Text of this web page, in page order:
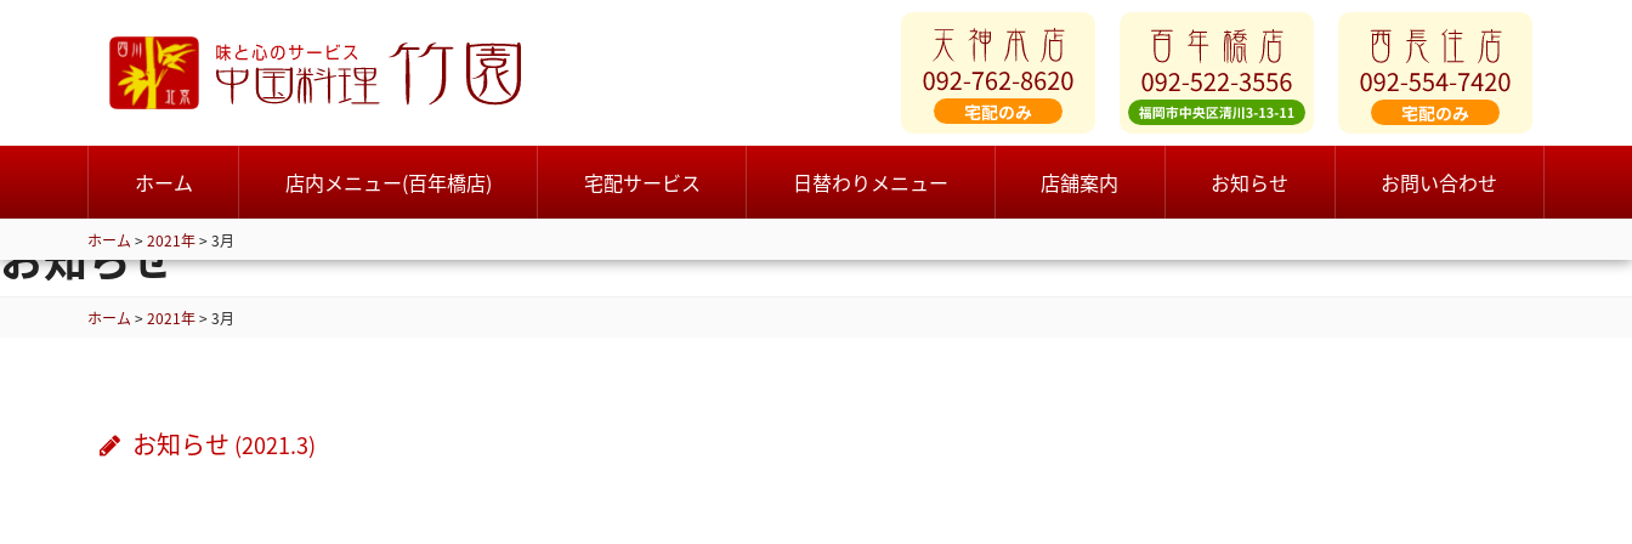
ホーム 店内メニュー(百年橋店) 宅配サービス 日替わりメニュー 店舗案内 お知らせ お問い合わせ
ホーム >2021年>3月
お知らせ
ホーム >2021年>3月
お知らせ (2021.3)